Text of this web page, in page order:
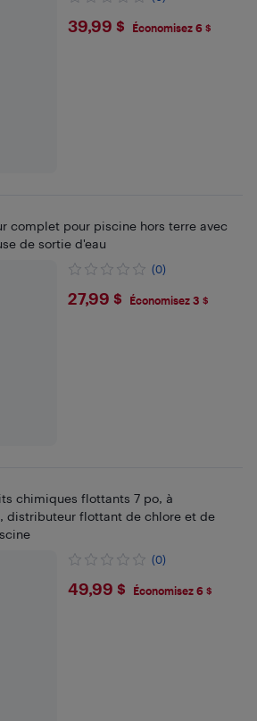
$39.99
39,99 $ Économisez 6 $
complet pour piscine hors terre avec
de sortie d'eau
(0)
$27.99
27,99 $ Économisez 3 $
chimiques flottants 7 po, à
distributeur flottant de chlore et de
(0)
$49.99
49,99 $ Économisez 6 $